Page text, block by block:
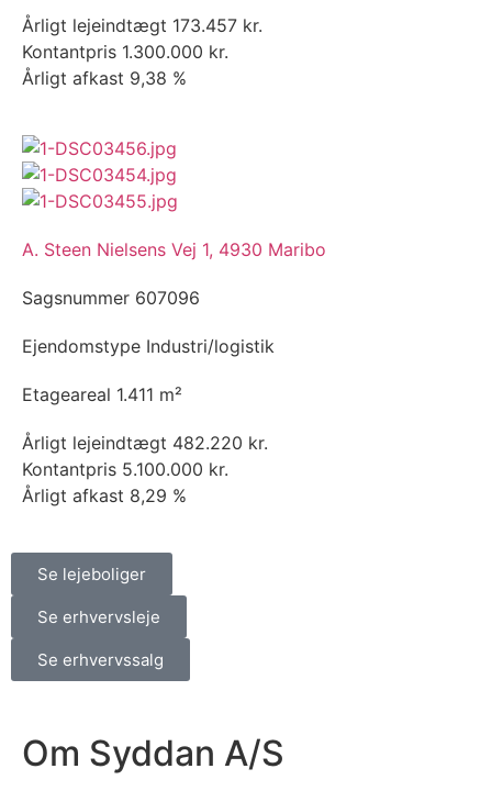
Årligt lejeindtægt 173.457 kr.
Kontantpris 1.300.000 kr.
Årligt afkast 9,38 %
A. Steen Nielsens Vej 1, 4930 Maribo
Sagsnummer 607096
Ejendomstype Industri/logistik
Etageareal 1.411 m²
Årligt lejeindtægt 482.220 kr.
Kontantpris 5.100.000 kr.
Årligt afkast 8,29 %
Se lejeboliger
Se erhvervsleje
Se erhvervssalg
Om Syddan A/S